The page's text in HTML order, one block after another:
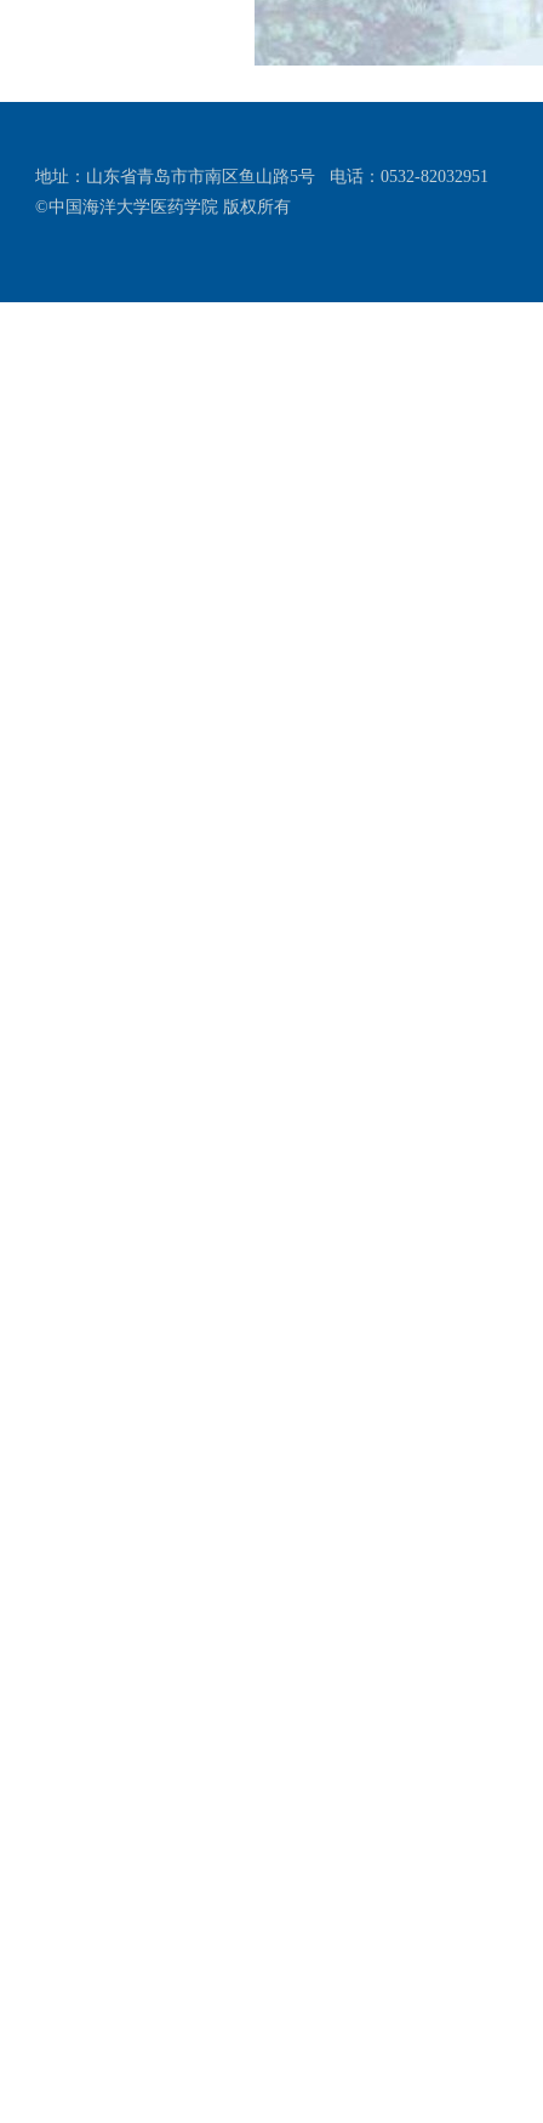
地址：山东省青岛市市南区鱼山路5号
电话：0532-82032951
©中国海洋大学医药学院 版权所有